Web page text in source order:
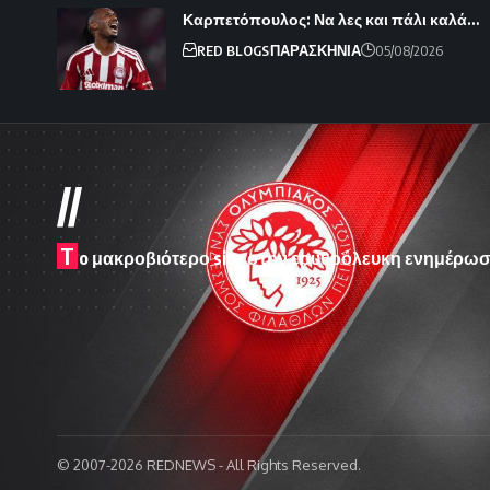
Καρπετόπουλος: Να λες και πάλι καλά…
RED BLOGSΠΑΡΑΣΚΗΝΙΑ 05/08/2026
//
T o μακροβιότερο site στην ερυθρόλευκη
© 2007-2026 REDNEWS - All Rights Reserved.